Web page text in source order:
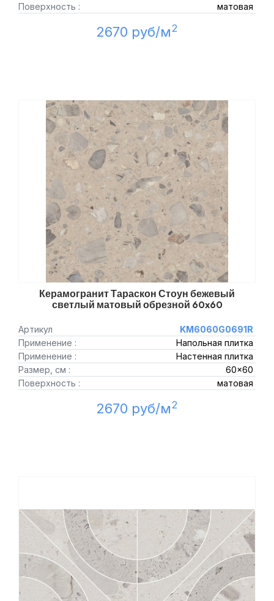
Поверхность :
матовая
2670 руб/м2
Керамогранит Тараскон Стоун бежевый
светлый матовый обрезной 60x60
Артикул
KM6060G0691R
Применение :
Напольная плитка
Применение :
Настенная плитка
Размер, см :
60x60
Поверхность :
матовая
2670 руб/м2